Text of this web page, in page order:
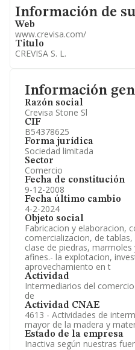
Información
Razón social
Crevisa Stone Sl
CIF
B54378625
Forma jurídica
Sociedad limitada
Sector
Comercio
Fecha de constitución
9-12-2008
Fecha último cambio
4-2-2024
Objeto social
Fabricacion y elaboracion,
comercializacion, de
clase de piedras,
afines.- la explotacion,
aprovechamiento en t
Actividad
Intermediarios del
de
Actividad CNAE
4613 - Actividades de
mayor de la madera y
Estado de la empresa
Inactiva según nuestras
Informacion de su página
Información de
Web
www.crevisa.com/
Titulo
CREVISA S. L.